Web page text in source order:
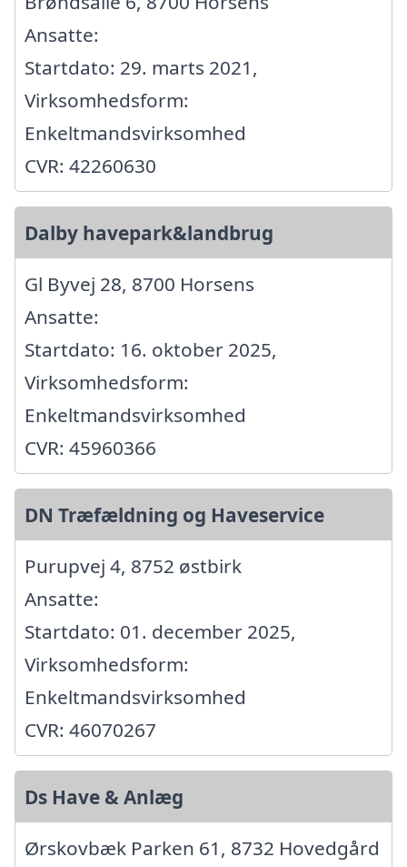
Ansatte:
Startdato: 29. marts 2021,
Virksomhedsform:
Enkeltmandsvirksomhed
CVR: 42260630
Dalby havepark&landbrug
Gl Byvej 28, 8700 Horsens
Ansatte:
Startdato: 16. oktober 2025,
Virksomhedsform:
Enkeltmandsvirksomhed
CVR: 45960366
DN Træfældning og Haveservice
Purupvej 4, 8752 østbirk
Ansatte:
Startdato: 01. december 2025,
Virksomhedsform:
Enkeltmandsvirksomhed
CVR: 46070267
Ds Have & Anlæg
Ørskovbæk Parken 61, 8732 Hovedgård